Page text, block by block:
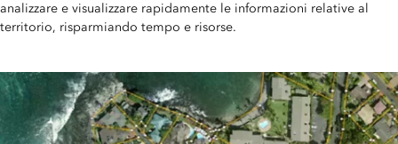
analizzare e visualizzare rapidamente le informazioni relative al
territorio, risparmiando tempo e risorse.